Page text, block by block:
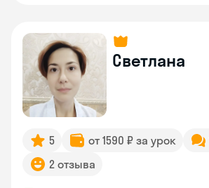
Светлана
5 от 1590 ₽ за урок
2 отзыва